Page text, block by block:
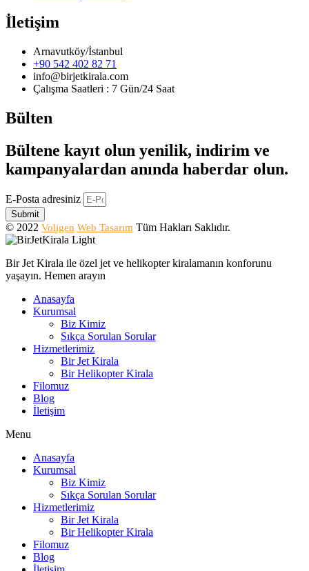
İletişim
Arnavutköy/İstanbul
+90 542 402 82 71
info@birjetkirala.com
Çalışma Saatleri : 7 Gün/24 Saat
Bülten
Bültene kayıt olun yenilik, indirim ve
kampanyalardan anında haberdar olun.
E-Posta adresiniz
Submit
© 2022 Voligen Web Tasarım Tüm Hakları Saklıdır.
Bir Jet Kirala ile özel jet ve helikopter kiralamanın konforunu
yaşayın. Hemen arayın
Anasayfa
Kurumsal
Biz Kimiz
Sıkça Sorulan Sorular
Hizmetlerimiz
Bir Jet Kirala
Bir Helikopter Kirala
Filomuz
Blog
İletişim
Menu
Anasayfa
Kurumsal
Biz Kimiz
Sıkça Sorulan Sorular
Hizmetlerimiz
Bir Jet Kirala
Bir Helikopter Kirala
Filomuz
Blog